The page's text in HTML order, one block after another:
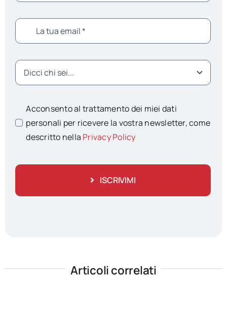
Acconsento al trattamento dei miei dati
personali per ricevere la vostra newsletter, come
descritto nella Privacy Policy
ISCRIVIMI
Articoli correlati